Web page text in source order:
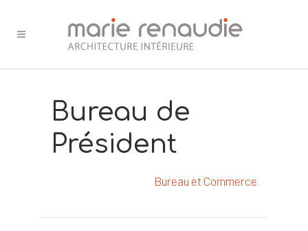
Bureau de
Président
Bureau et Commerce